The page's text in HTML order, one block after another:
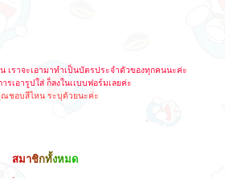
เราจะเอามาทำเป็นบัตรประจำตัวของทุกคนนะค่ะ
รเอารูปใส่ ก็ลงในเเบบฟอร์มเลยค่ะ
ชอบสีไหน ระบุด้วยนะค่ะ
สมาชกทงหมด